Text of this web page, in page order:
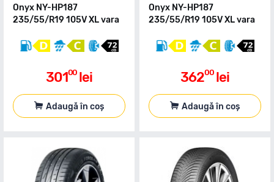
Onyx NY-HP187
235/55/R19 105V XL vara
30100 lei
Adaugă în coș
Onyx NY-HP187
235/55/R19 105V XL vara
36200 lei
Adaugă în coș